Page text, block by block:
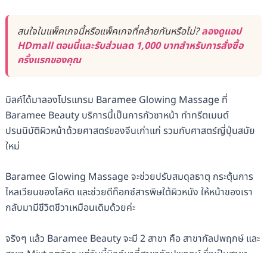
สนใจในแพ็คเกจนี้หรือแพ็คเกจที่คล้ายกันหรือไม่?ลองดูแอป
HDmall ตอนนี้และรับส่วนลด 1,000 บาทสำหรับการสั่งซื้อ
ครั้งแรกของคุณ
มิลค์ได้มาลองโปรแกรม Baramee Glowing Massage ที่
Baramee Beauty บริการนี้เป็นการกัวซาหน้า ทำทรีตเมนต์
ปรนนิบัติผิวหน้าด้วยศาสตร์ของจีนเก่าแก่ รวมกับศาสตร์ญี่ปุ่นสมัย
ใหม่
Baramee Glowing Massage จะช่วยปรับสมดุลธาตุ กระตุ้นการ
ไหลเวียนของโลหิต และช่วยดีท็อกซ์สารพิษใต้ผิวหนัง ให้หน้าของเรา
กลับมามีชีวิตชีวาเหมือนเดิมด้วยค่ะ
จริงๆ แล้ว Baramee Beauty จะมี 2 สาขา คือ สาขากัลปพฤกษ์ และ